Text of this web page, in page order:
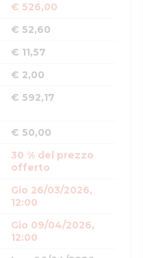
€ 526,00
€ 52,60
€ 11,57
€ 2,00
€ 592,17
€ 50,00
30 % del prezzo
offerto
Gio 26/03/2026,
12:00
Gio 09/04/2026,
12:00